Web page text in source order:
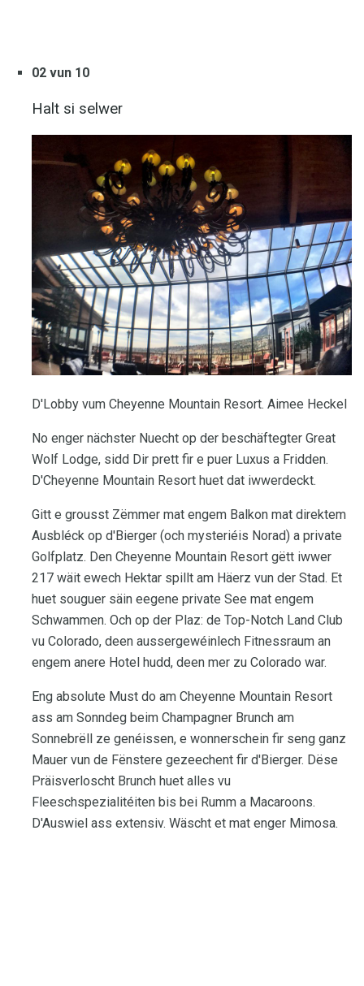
02 vun 10
Halt si selwer
D'Lobby vum Cheyenne Mountain Resort. Aimee Heckel
No enger nächster Nuecht op der beschäftegter Great
Wolf Lodge, sidd Dir prett fir e puer Luxus a Fridden.
D'Cheyenne Mountain Resort huet dat iwwerdeckt.
Gitt e grousst Zëmmer mat engem Balkon mat direktem
Ausbléck op d'Bierger (och mysteriéis Norad) a private
Golfplatz. Den Cheyenne Mountain Resort gëtt iwwer
217 wäit ewech Hektar spillt am Häerz vun der Stad. Et
huet souguer säin eegene private See mat engem
Schwammen. Och op der Plaz: de Top-Notch Land Club
vu Colorado, deen aussergewéinlech Fitnessraum an
engem anere Hotel hudd, deen mer zu Colorado war.
Eng absolute Must do am Cheyenne Mountain Resort
ass am Sonndeg beim Champagner Brunch am
Sonnebrëll ze genéissen, e wonnerschein fir seng ganz
Mauer vun de Fënstere gezeechent fir d'Bierger. Dëse
Präisverloscht Brunch huet alles vu
Fleeschspezialitéiten bis bei Rumm a Macaroons.
D'Auswiel ass extensiv. Wäscht et mat enger Mimosa.